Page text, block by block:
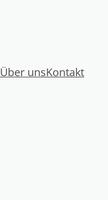
Über unsKontakt